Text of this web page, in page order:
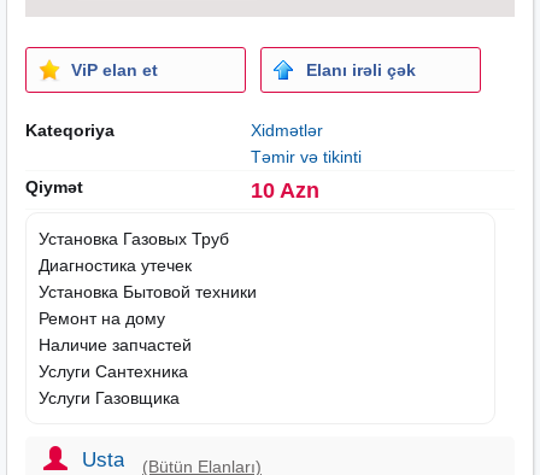
ViP elan et Elanı irəli çək
Kateqoriya
Xidmətlər
Təmir və tikinti
Qiymət
10 Azn
Установка Газовых Труб
Диагностика утечек
Установка Бытовой техники
Ремонт на дому
Наличие запчастей
Услуги Сантехника
Услуги Газовщика
Usta (Bütün Elanları)